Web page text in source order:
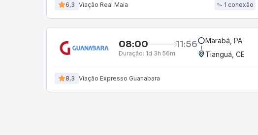
6,3 Viação Real Maia 1 conexão
08:00 11:56
Duração: 1d 3h 56m
Marabá, PA
Tianguá, CE
8,3 Viação Expresso Guanabara